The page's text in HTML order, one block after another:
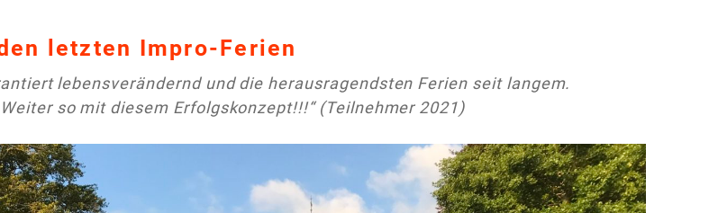
letzten Impro-Ferien
lebensverändernd und die herausragendsten Ferien seit langem.
Weiter so mit diesem Erfolgskonzept!!!“ (Teilnehmer 2021)